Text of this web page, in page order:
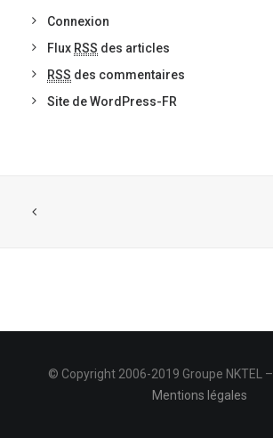
Connexion
Flux RSS des articles
RSS des commentaires
Site de WordPress-FR
© Copyright 2006-2019 Groupe NKTEL –
Mentions légales